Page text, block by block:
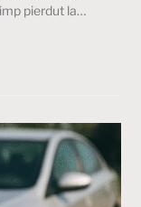
pierdut la…